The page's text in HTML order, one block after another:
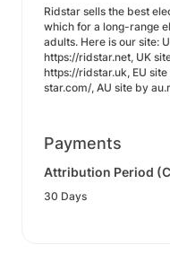
Ridstar sells the best
which for a long-range
adults. Here is our site:
https://ridstar.net, UK
https://ridstar.uk, EU
star.com/, AU site by
Payments
Attribution Period
30 Days